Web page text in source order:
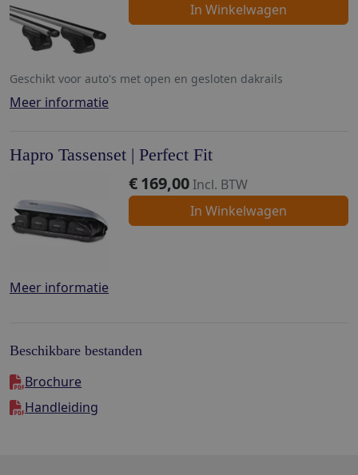
In Winkelwagen
Geschikt voor auto's met open en gesloten dakrails
Meer informatie
Hapro Tassenset | Perfect Fit
€169,00Incl. BTW
In Winkelwagen
Meer informatie
Beschikbare bestanden
Brochure
Handleiding